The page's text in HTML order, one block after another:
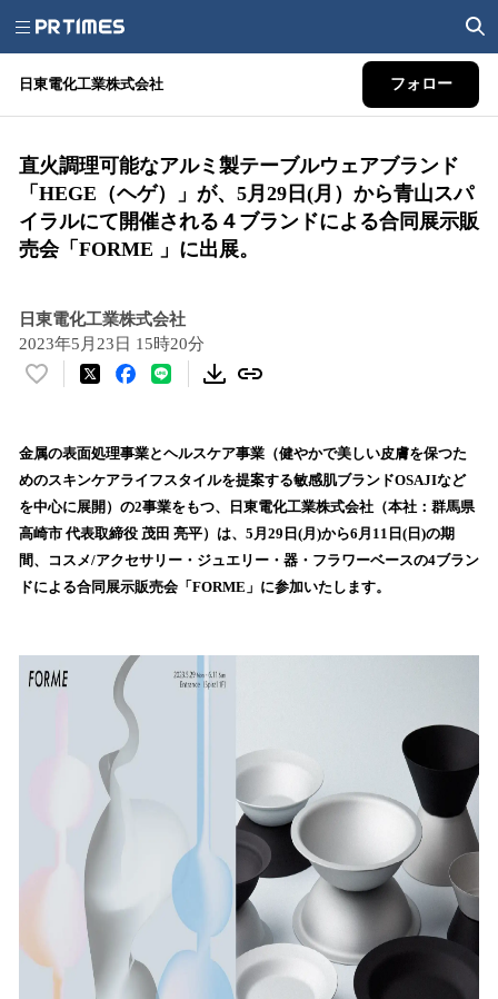
日東電化工業株式会社 フォロー
直火調理可能なアルミ製テーブルウェアブランド
「HEGE（ヘゲ）」が、5月29日(月）から青山スパ
イラルにて開催される４ブランドによる合同展示販
売会「FORME 」に出展。
日東電化工業株式会社
2023年5月23日 15時20分
い
！
数
を
読
込
み
金属の表面処理事業とヘルスケア事業（健やかで美しい皮膚を保つた
めのスキンケアライフスタイルを提案する敏感肌ブランドOSAJIなど
を中心に展開）の2事業をもつ、日東電化工業株式会社（本社：群馬県
高崎市 代表取締役 茂田 亮平）は、5月29日(月)から6月11日(日)の期
間、コスメ/アクセサリー・ジュエリー・器・フラワーベースの4ブラン
ドによる合同展示販売会「FORME」に参加いたします。